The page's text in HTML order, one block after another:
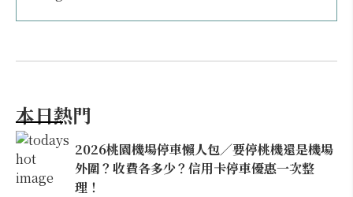
本日熱門
2026桃園機場停車懶人包／要停桃機還是機場
外圍？收費各多少？信用卡停車優惠一次整
理！